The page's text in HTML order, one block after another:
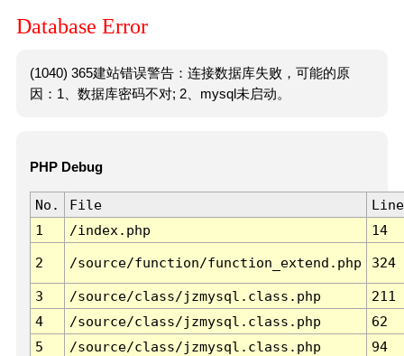
Database Error
(1040) 365建站错误警告：连接数据库失败，可能的原
因：1、数据库密码不对; 2、mysql未启动。
PHP Debug
No. File
Line
1
/index.php 14
2 /source/function/function_extend.php 324
3 /source/class/jzmysql.class.php
211
4
/source/class/jzmysql.class.php
62
5
/source/class/jzmysql.class.php
94